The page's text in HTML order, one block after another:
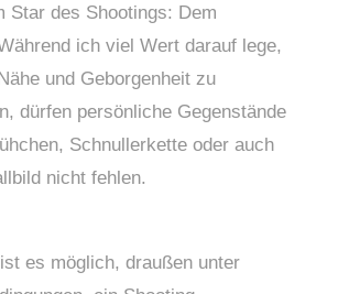
Star des Shootings: Dem
ich viel Wert darauf lege,
und Geborgenheit zu
dürfen persönliche Gegenstände
Schnullerkette oder auch
nicht fehlen.
es möglich, draußen unter